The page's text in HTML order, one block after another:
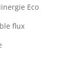
Eco
flux